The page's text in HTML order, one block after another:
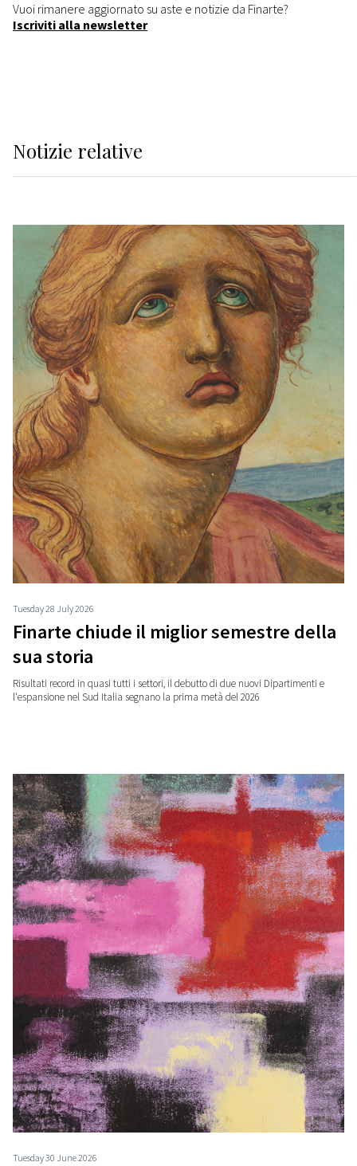
Vuoi rimanere aggiornato su aste e notizie da Finarte?
Iscriviti alla newsletter
Notizie relative
Tuesday 28 July 2026
Finarte chiude il miglior semestre della
sua storia
Risultati record in quasi tutti i settori, il debutto di due nuovi Dipartimenti e
l'espansione nel Sud Italia segnano la prima metà del 2026
Tuesday 30 June 2026